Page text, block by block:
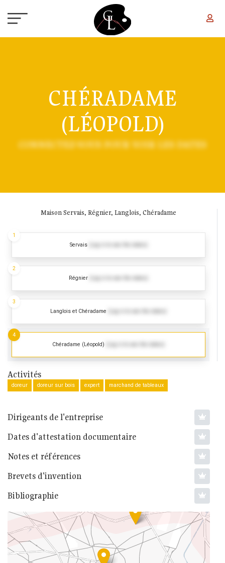
CHÉRADAME
(LÉOPOLD)
CONNECTEZ-VOUS POUR VOIR LES DATES
Maison Servais, Régnier, Langlois, Chéradame
Servais
1
Régnier
2
Langlois et Chéradame
3
Chéradame (Léopold)
4
Activités
doreur doreur sur bois expert marchand de tableaux
Dirigeants de l'entreprise
Dates d'attestation documentaire
Notes et références
Brevets d'invention
Bibliographie